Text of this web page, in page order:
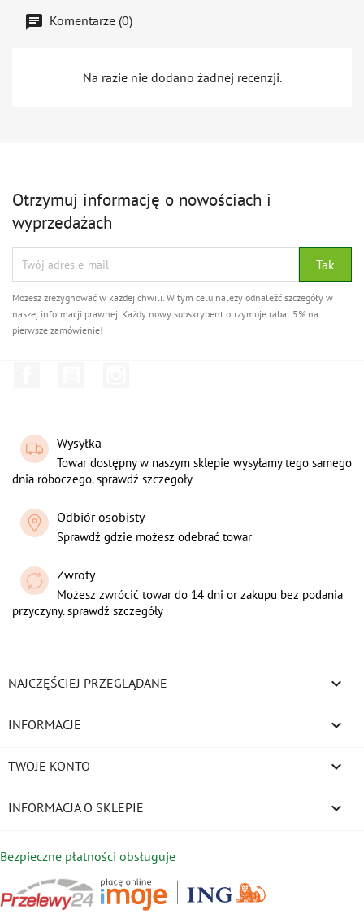
Komentarze (0)
Na razie nie dodano żadnej recenzji.
Otrzymuj informację o nowościach i
wyprzedażach
Możesz zrezygnować w każdej chwili. W tym celu należy odnaleźć szczegóły w
naszej informacji prawnej. Każdy nowy subskrybent otrzymuje rabat 5% na
pierwsze zamówienie!
Wysyłka
Towar dostępny w naszym sklepie wysyłamy tego samego
dnia roboczego. sprawdź szczegoły
Odbiór osobisty
Sprawdź gdzie możesz odebrać towar
Zwroty
Możesz zwrócić towar do 14 dni or zakupu bez podania
przyczyny. sprawdź szczegóły
NAJCZĘŚCIEJ PRZEGLĄDANE 
INFORMACJE 
TWOJE KONTO 
INFORMACJA O SKLEPIE keyboard_arrow_down
Bezpieczne płatności obsługuje